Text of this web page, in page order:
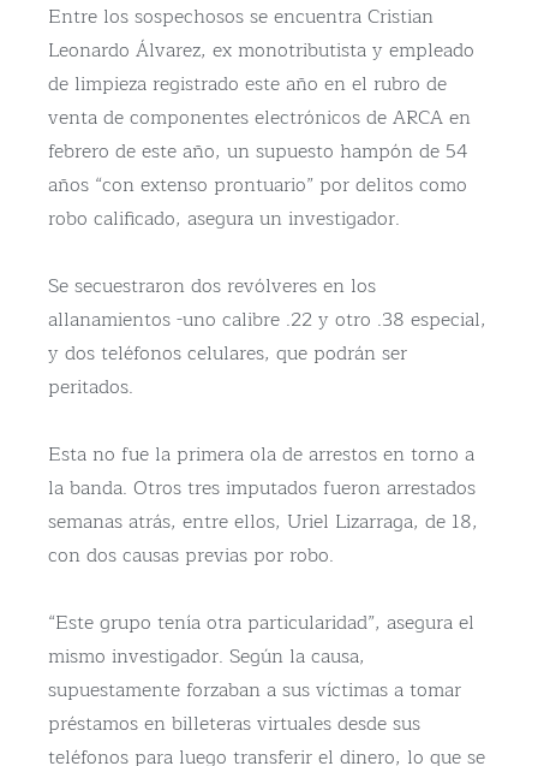
Entre los sospechosos se encuentra Cristian
Leonardo Álvarez, ex monotributista y empleado
de limpieza registrado este año en el rubro de
venta de componentes electrónicos de ARCA en
febrero de este año, un supuesto hampón de 54
años “con extenso prontuario” por delitos como
robo calificado, asegura un investigador.
Se secuestraron dos revólveres en los
allanamientos -uno calibre .22 y otro .38 especial,
y dos teléfonos celulares, que podrán ser
peritados.
Esta no fue la primera ola de arrestos en torno a
la banda. Otros tres imputados fueron arrestados
semanas atrás, entre ellos, Uriel Lizarraga, de 18,
con dos causas previas por robo.
“Este grupo tenía otra particularidad”, asegura el
mismo investigador. Según la causa,
supuestamente forzaban a sus víctimas a tomar
préstamos en billeteras virtuales desde sus
teléfonos para luego transferir el dinero, lo que se